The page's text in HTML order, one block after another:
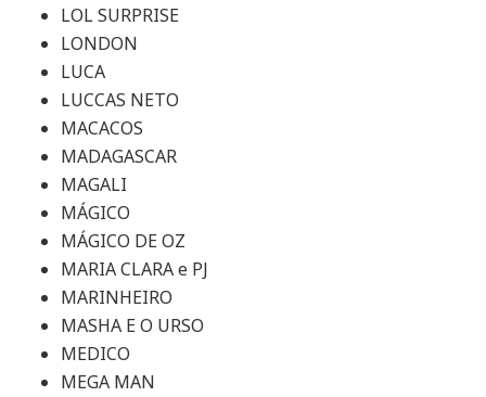
LOL SURPRISE
LONDON
LUCA
LUCCAS NETO
MACACOS
MADAGASCAR
MAGALI
MÁGICO
MÁGICO DE OZ
MARIA CLARA e PJ
MARINHEIRO
MASHA E O URSO
MEDICO
MEGA MAN